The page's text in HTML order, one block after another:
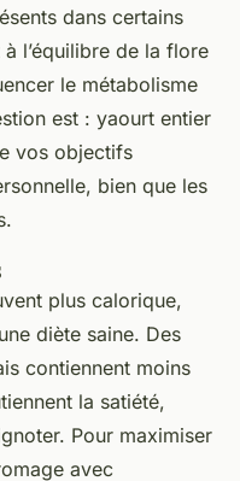
dans certains
l’équilibre de la flore
le métabolisme
est : yaourt entier
vos objectifs
bien que les
plus calorique,
diète saine. Des
contiennent moins
la satiété,
Pour maximiser
avec